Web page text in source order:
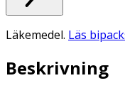
Läkemedel. Läs
Beskrivning